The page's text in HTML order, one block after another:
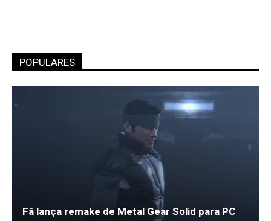
POPULARES
Fã lança remake de Metal Gear Solid para PC